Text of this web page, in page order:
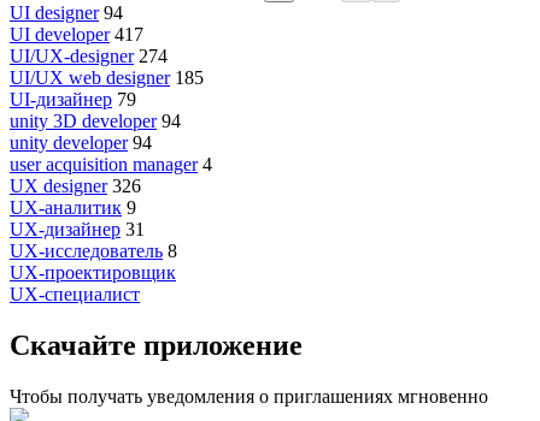
UI designer 94
UI developer 417
UI/UX-designer 274
UI/UX web designer 185
UI-дизайнер 79
unity 3D developer 94
unity developer 94
user acquisition manager 4
UX designer 326
UX-аналитик 9
UX-дизайнер 31
UX-исследователь 8
UX-проектировщик
UX-специалист
Скачайте приложение
Чтобы получать уведомления о приглашениях мгновенно